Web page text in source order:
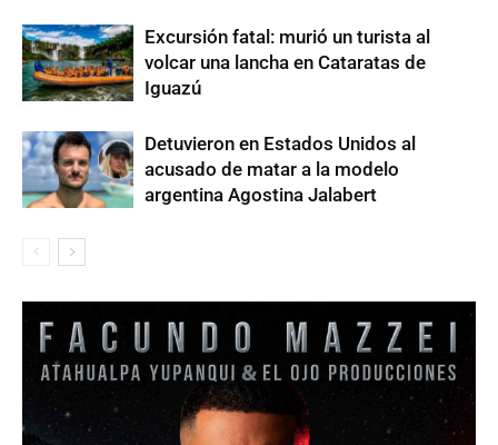
Excursión fatal: murió un turista al
volcar una lancha en Cataratas de
Iguazú
Detuvieron en Estados Unidos al
acusado de matar a la modelo
argentina Agostina Jalabert